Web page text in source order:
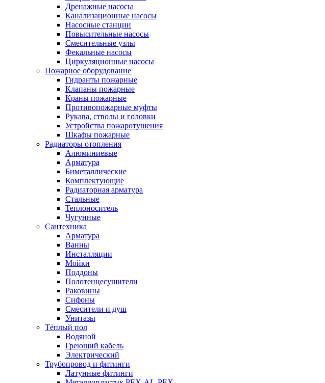
Дренажные насосы
Канализационные насосы
Насосные станции
Повысительные насосы
Смесительные узлы
Фекальные насосы
Циркуляционные насосы
Пожарное оборудование
Гидранты пожарные
Клапаны пожарные
Краны пожарные
Противопожарные муфты
Рукава, стволы и головки
Устройства пожаротушения
Шкафы пожарные
Радиаторы отопления
Алюминиевые
Арматура
Биметаллические
Комплектующие
Радиаторная арматура
Стальные
Теплоноситель
Чугунные
Сантехника
Арматура
Ванны
Инсталляции
Мойки
Поддоны
Полотенцесушители
Раковины
Сифоны
Смесители и душ
Унитазы
Тёплый пол
Водяной
Греющий кабель
Электрический
Трубопровод и фитинги
Латунные фитинги